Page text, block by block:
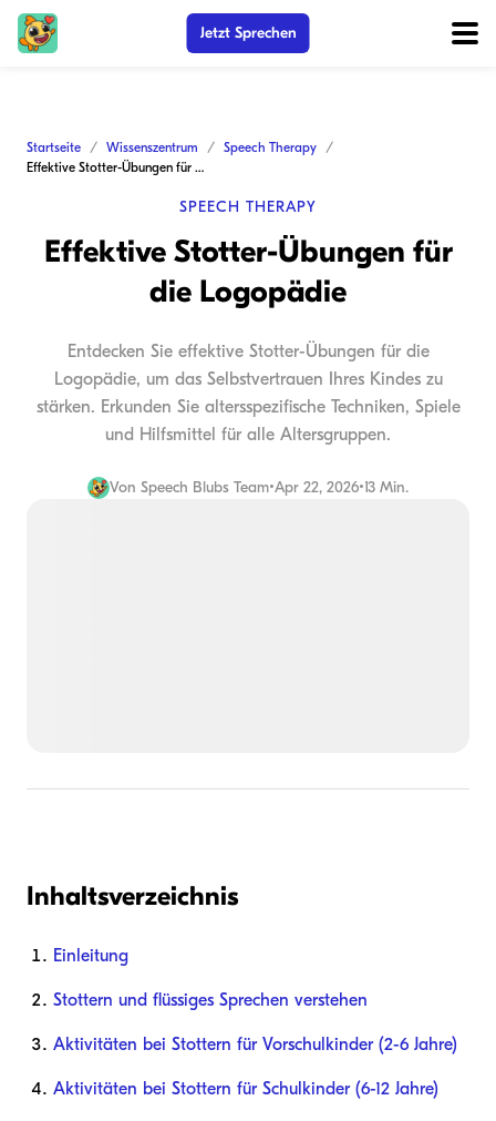
Jetzt Sprechen
Startseite Wissenszentrum
Speech Therapy
Effektive Stotter-Übungen für die Logopädie
SPEECH THERAPY
Effektive Stotter-Übungen für
die Logopädie
Entdecken Sie effektive Stotter-Übungen für die
Logopädie, um das Selbstvertrauen Ihres Kindes zu
stärken. Erkunden Sie altersspezifische Techniken, Spiele
und Hilfsmittel für alle Altersgruppen.
Von Speech Blubs Team•Apr 22, 2026•13 Min.
Inhaltsverzeichnis
Einleitung
Stottern und flüssiges Sprechen verstehen
Aktivitäten bei Stottern für Vorschulkinder (2-6 Jahre)
Aktivitäten bei Stottern für Schulkinder (6-12 Jahre)